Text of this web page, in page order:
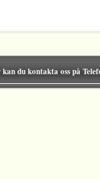
du kontakta oss på